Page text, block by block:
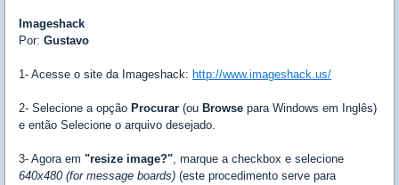
Imageshack
Por: Gustavo
1- Acesse o site da Imageshack: http://www.imageshack.us/
2- Selecione a opção Procurar (ou Browse para Windows em Inglês)
e então Selecione o arquivo desejado.
3- Agora em "resize image?", marque a checkbox e selecione
640x480 (for message boards) (este procedimento serve para